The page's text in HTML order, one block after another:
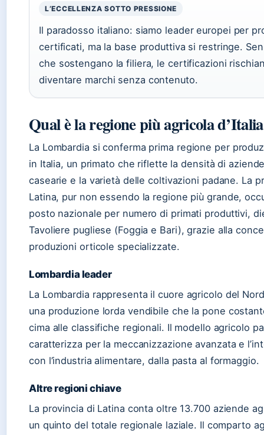
L’ECCELLENZA SOTTO PRESSIONE
Il paradosso italiano: siamo leader europei per
certificati, ma la base produttiva si restringe.
che sostengano la filiera, le certificazioni
diventare marchi senza contenuto.
Qual è la regione più agricola
La Lombardia si conferma prima regione per
in Italia, un primato che riflette la densità di
casearie e la varietà delle coltivazioni padane. La
Latina, pur non essendo la regione più grande,
posto nazionale per numero di primati produttivi,
Tavoliere pugliese (Foggia e Bari), grazie alla
produzioni orticole specializzate.
Lombardia leader
La Lombardia rappresenta il cuore agricolo del
una produzione lorda vendibile che la pone
cima alle classifiche regionali. Il modello agricolo
caratterizza per la meccanizzazione avanzata e
con l’industria alimentare, dalla pasta al formaggio.
Altre regioni chiave
La provincia di Latina conta oltre 13.700 aziende
un quinto del totale regionale laziale. Il comparto